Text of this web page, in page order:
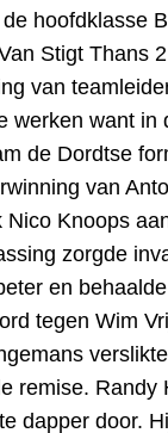
hoofdklasse
Stigt Thans
van
werken want in
de Dordtse
van
Nico Knoops
zorgde
en
tegen Wim
remise. Randy
dapper door.